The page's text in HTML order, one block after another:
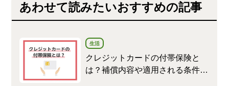
あわせて読みたいおすすめの記事
生活
クレジットカードの付帯保険と
は？補償内容や適用される条件な